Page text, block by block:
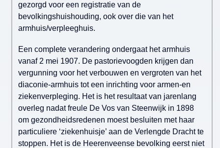
gezorgd voor een registratie van de
bevolkingshuishouding, ook over die van het
armhuis/verpleeghuis.
Een complete verandering ondergaat het armhuis
vanaf 2 mei 1907. De pastorievoogden krijgen dan
vergunning voor het verbouwen en vergroten van het
diaconie-armhuis tot een inrichting voor armen-en
ziekenverpleging. Het is het resultaat van jarenlang
overleg nadat freule De Vos van Steenwijk in 1898
om gezondheidsredenen moest besluiten met haar
particuliere ‘ziekenhuisje’ aan de Verlengde Dracht te
stoppen. Het is de Heerenveense bevolking eerst niet